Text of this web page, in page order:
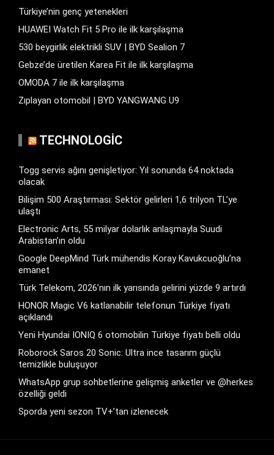
Türkiye’nin genç yetenekleri
HUAWEI Watch Fit 5 Pro ile ilk karşılaşma
530 beygirlik elektrikli SUV | BYD Sealion 7
Gebze’de üretilen Karea Fit ile ilk karşılaşma
OMODA 7 ile ilk karşılaşma
Zıplayan otomobil | BYD YANGWANG U9
TECHNOLOGIC
Togg servis ağını genişletiyor: Yıl sonunda 64 noktada
olacak
Bilişim 500 Araştırması: Sektör gelirleri 1,6 trilyon TL’ye
ulaştı
Electronic Arts, 55 milyar dolarlık anlaşmayla Suudi
Arabistan’ın oldu
Google DeepMind Türk mühendis Koray Kavukcuoğlu’na
emanet
Türk Telekom, 2026’nın ilk yarısında gelirini yüzde 9 artırdı
HONOR Magic V6 katlanabilir telefonun Türkiye fiyatı
açıklandı
Yeni Hyundai IONIQ 6 otomobilin Türkiye fiyatı belli oldu
Roborock Saros 20 Sonic: Ultra ince tasarım güçlü
temizlikle buluşuyor
WhatsApp grup sohbetlerine gelişmiş anketler ve @herkes
özelliği geldi
Sporda yeni sezon TV+’tan izlenecek